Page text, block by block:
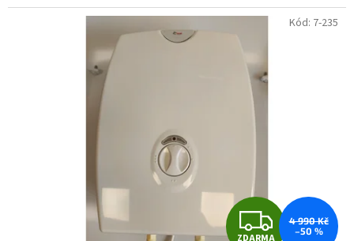
Z
ZDARMA
4 990 Kč
–50 %
Kód: 7-235